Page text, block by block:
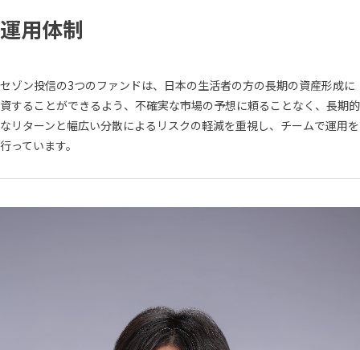
運用体制
セゾン投信の3つのファンドは、 日本の生活者の方の長期の資産形成に
資することができるよう、不確実な市場の予想に頼ることなく、長期的
なリターンと幅広い分散によるリスクの軽減を重視し、チームで運用を
行っています。